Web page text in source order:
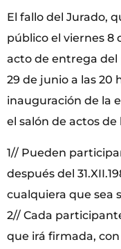
El fallo del Jurado,
público el viernes 8
acto de entrega
29 de junio a las 20
inauguración de la
el salón de actos
1// Pueden
después del
cualquiera que sea
2// Cada
que irá firmada, con